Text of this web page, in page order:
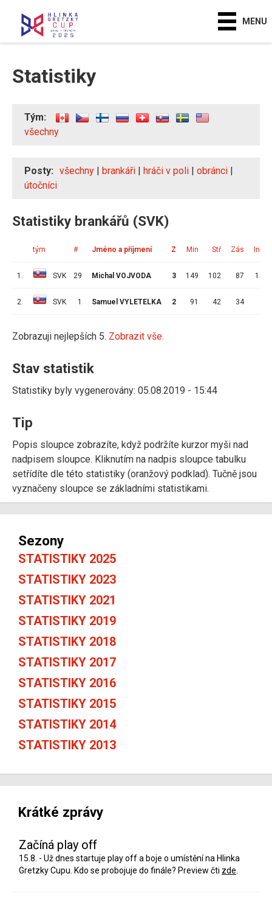
MENU
Statistiky
Tým:
všechny
Posty: všechny | brankáři | hráči v poli | obránci |
útočníci
Statistiky brankářů (SVK)
tým # Jméno a příjmení Z Min Stř Zás Ink
1. SVK 29 Michal VOJVODA 3 149 102 87 15
2. SVK 1 Samuel VYLETELKA 2 91 42 34
Zobrazuji nejlepších 5. Zobrazit vše.
Stav statistik
Statistiky byly vygenerovány: 05.08.2019 - 15:44
Tip
Popis sloupce zobrazíte, když podržíte kurzor myši nad
nadpisem sloupce. Kliknutím na nadpis sloupce tabulku
setřídíte dle této statistiky (oranžový podklad). Tučně jsou
vyznačeny sloupce se základními statistikami.
Sezony
STATISTIKY 2025
STATISTIKY 2023
STATISTIKY 2021
STATISTIKY 2019
STATISTIKY 2018
STATISTIKY 2017
STATISTIKY 2016
STATISTIKY 2015
STATISTIKY 2014
STATISTIKY 2013
Krátké zprávy
Začíná play off
15.8. - Už dnes startuje play off a boje o umístění na Hlinka
Gretzky Cupu. Kdo se probojuje do finále? Preview čti zde